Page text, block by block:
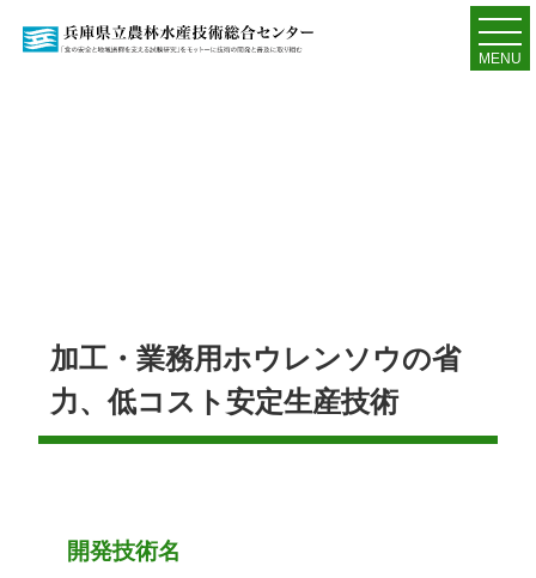
MENU
加工・業務用ホウレンソウの省
力、低コスト安定生産技術
開発技術名